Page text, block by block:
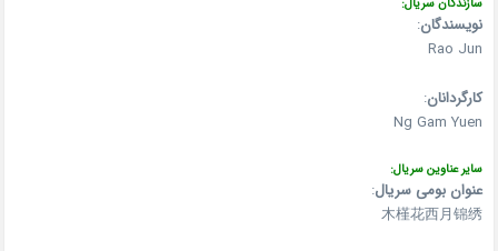
سازندگان سریال:
نویسندگان:
Rao Jun
کارگردانان:
Ng Gam Yuen
سایر عناوین سریال:
عنوان بومی سریال:
木槿花西月锦绣